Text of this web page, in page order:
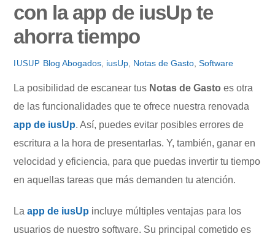
con la app de iusUp te
ahorra tiempo
IUSUP Blog Abogados, iusUp, Notas de Gasto, Software
La posibilidad de escanear tus Notas de Gasto es otra
de las funcionalidades que te ofrece nuestra renovada
app de iusUp. Así, puedes evitar posibles errores de
escritura a la hora de presentarlas. Y, también, ganar en
velocidad y eficiencia, para que puedas invertir tu tiempo
en aquellas tareas que más demanden tu atención.
Laapp de iusUp incluye múltiples ventajas para los
usuarios de nuestro software. Su principal cometido es